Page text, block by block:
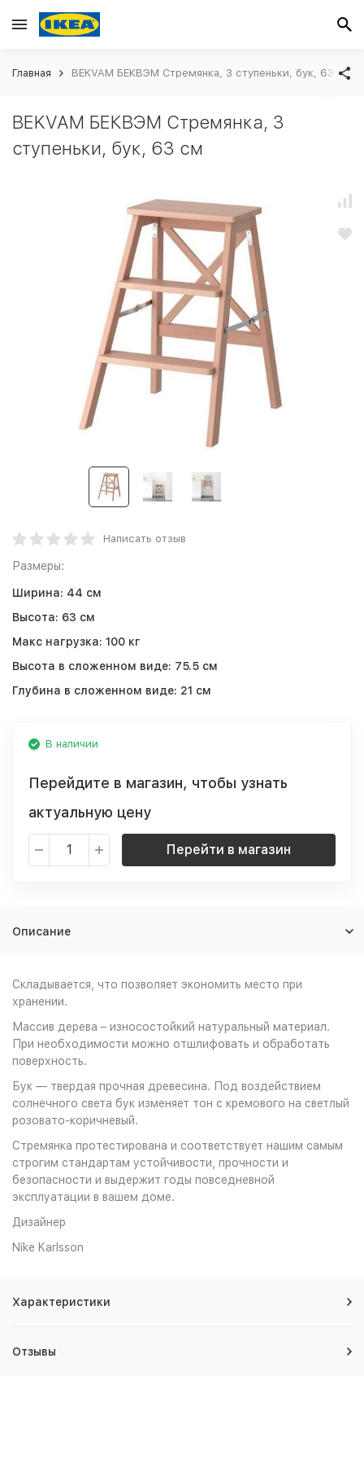
Главная BEKVAM БЕКВЭМ Стремянка, 3 ступеньки, бук, 63 см
BEKVAM БЕКВЭМ Стремянка, 3
ступеньки, бук, 63 см
Написать отзыв
Размеры:
Ширина: 44 см
Высота: 63 см
Макс нагрузка: 100 кг
Высота в сложенном виде: 75.5 см
Глубина в сложенном виде: 21 см
В наличии
Перейдите в магазин, чтобы узнать
актуальную цену
Перейти в магазин
Описание
Складывается, что позволяет экономить место при
хранении.
Массив дерева – износостойкий натуральный материал.
При необходимости можно отшлифовать и обработать
поверхность.
Бук — твердая прочная древесина. Под воздействием
солнечного света бук изменяет тон с кремового на светлый
розовато-коричневый.
Стремянка протестирована и соответствует нашим самым
строгим стандартам устойчивости, прочности и
безопасности и выдержит годы повседневной
эксплуатации в вашем доме.
Дизайнер
Nike Karlsson
Характеристики
Отзывы